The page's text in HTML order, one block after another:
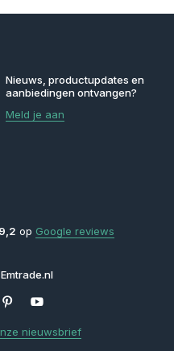
Nieuws, productupdates en
aanbiedingen ontvangen?
Meld je aan
9,2 op Google reviews
nieuwsbrief